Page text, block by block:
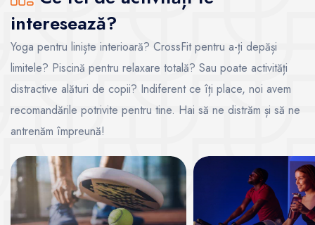
interesează?
Yoga pentru liniște interioară? CrossFit pentru a-ți depăși
limitele? Piscină pentru relaxare totală? Sau poate activități
distractive alături de copii? Indiferent ce îți place, noi avem
recomandările potrivite pentru tine. Hai să ne distrăm și să ne
antrenăm împreună!